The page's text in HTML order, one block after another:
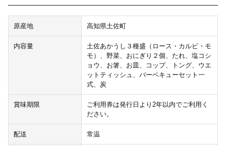
原産地 高知県土佐町
内容量
土佐あかうし３種盛（ロース・カルビ・モ
モ）、野菜、おにぎり２個、たれ、塩コシ
ョウ、お箸、お皿、コップ、トング、ウエ
ットティッシュ、バーベキューセット一
式、炭
賞味期限
ご利用券は発行日より2年以内でご利用く
ださい。
配送 常温